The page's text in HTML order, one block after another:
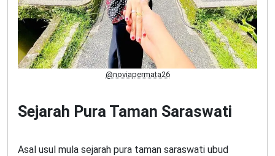
@noviapermata26
Sejarah Pura Taman Saraswati
Asal usul mula sejarah pura taman saraswati ubud